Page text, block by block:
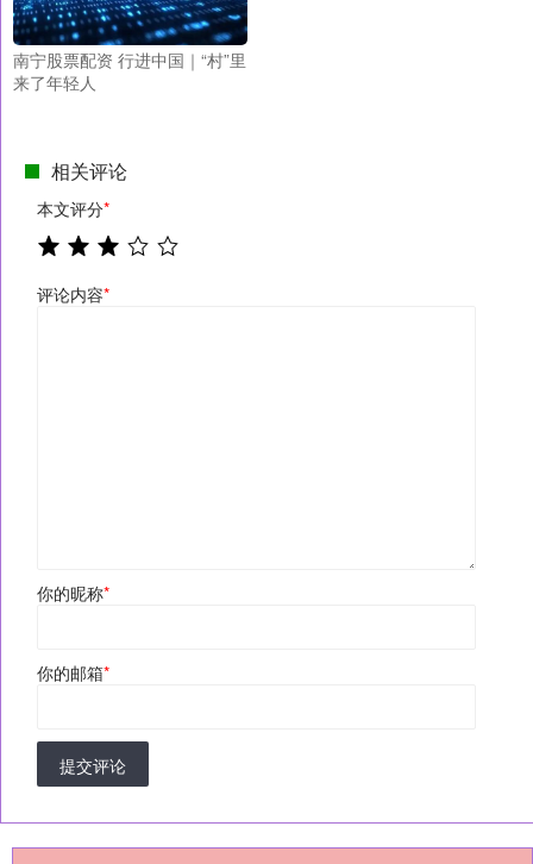
南宁股票配资 行进中国｜“村”里
来了年轻人
相关评论
本文评分*
评论内容*
你的昵称*
你的邮箱*
提交评论